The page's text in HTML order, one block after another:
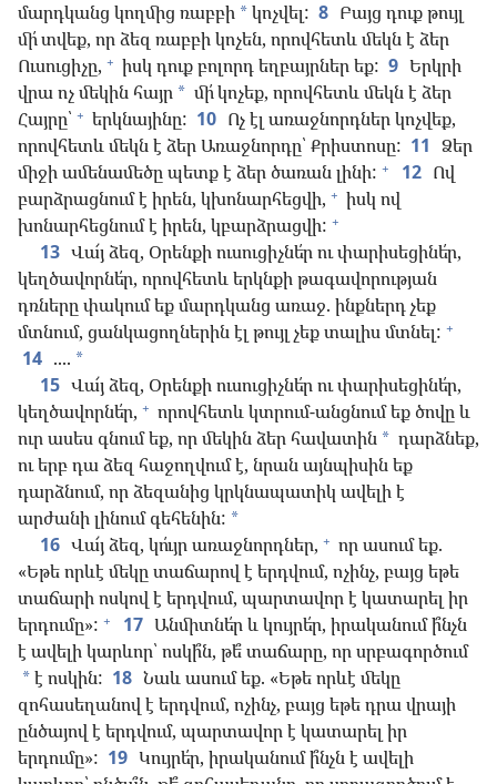
մարդկանց կողմից ռաբբի *կոչվել: 8 Բայց դուք թույլ
մի՛ տվեք, որ ձեզ ռաբբի կոչեն, որովհետև մեկն է ձեր
Ուսուցիչը, + իսկ դուք բոլորդ եղբայրներ եք: 9 Երկրի
վրա ոչ մեկին հայր * մի՛ կոչեք, որովհետև մեկն է ձեր
Հայրը՝ + երկնայինը: 10 Ոչ էլ առաջնորդներ կոչվեք,
որովհետև մեկն է ձեր Առաջնորդը՝ Քրիստոսը: 11 Ձեր
միջի ամենամեծը պետք է ձեր ծառան լինի: + 12 Ով
բարձրացնում է իրեն, կխոնարհեցվի, + իսկ ով
խոնարհեցնում է իրեն, կբարձրացվի: +
13 Վա՜յ ձեզ, Օրենքի ուսուցիչնե՛ր ու փարիսեցինե՛ր,
կեղծավորնե՛ր, որովհետև երկնքի թագավորության
դռները փակում եք մարդկանց առաջ. ինքներդ չեք
մտնում, ցանկացողներին էլ թույլ չեք տալիս մտնել: +
14 .... *
15 Վա՜յ ձեզ, Օրենքի ուսուցիչնե՛ր ու փարիսեցինե՛ր,
կեղծավորնե՛ր, + որովհետև կտրում-անցնում եք ծովը և
ուր ասես գնում եք, որ մեկին ձեր հավատին * դարձնեք,
ու երբ դա ձեզ հաջողվում է, նրան այնպիսին եք
դարձնում, որ ձեզանից կրկնապատիկ ավելի է
արժանի լինում գեհենին: *
16 Վա՜յ ձեզ, կո՛ւյր առաջնորդներ, + որ ասում եք.
«Եթե որևէ մեկը տաճարով է երդվում, ոչինչ, բայց եթե
տաճարի ոսկով է երդվում, պարտավոր է կատարել իր
երդումը»: + 17 Անմիտնե՛ր և կույրե՛ր, իրականում ի՞նչն
է ավելի կարևոր՝ ոսկի՞ն, թե՞ տաճարը, որ սրբագործում
*է ոսկին: 18 Նաև ասում եք. «Եթե որևէ մեկը
զոհասեղանով է երդվում, ոչինչ, բայց եթե դրա վրայի
ընծայով է երդվում, պարտավոր է կատարել իր
երդումը»: 19 Կույրե՛ր, իրականում ի՞նչն է ավելի